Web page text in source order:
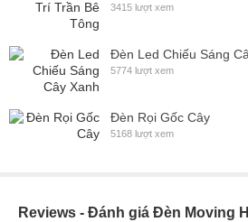
3415 lượt xem
Đèn Led Chiếu Sáng
5774 lượt xem
Đèn Rọi Gốc Cây
5168 lượt xem
Reviews - Đánh giá Đèn Moving